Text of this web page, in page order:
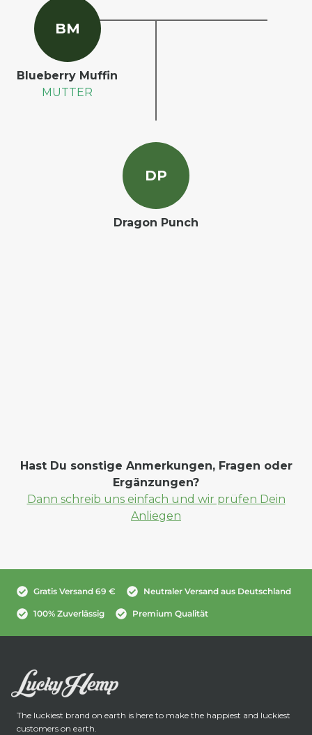
DP
Dragon Punch
BM
Blueberry Muffin
MUTTER
Hast Du sonstige Anmerkungen, Fragen oder
Ergänzungen?
Dann schreib uns einfach und wir prüfen Dein
Anliegen
Gratis Versand 69 € Neutraler Versand aus Deutschland
100% Zuverlässig Premium Qualität
The luckiest brand on earth is here to make the happiest and luckiest
customers on earth.